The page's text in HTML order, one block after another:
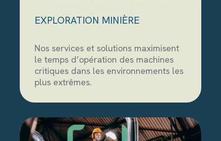
EXPLORATION MINIÈRE
Nos services et solutions maximisent
le temps d’opération des machines
critiques dans les environnements les
plus extrêmes.